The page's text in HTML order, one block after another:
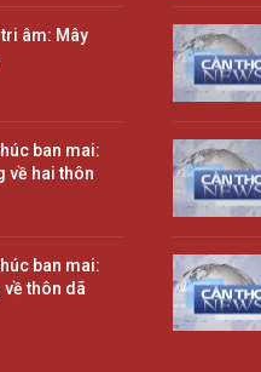
tri âm: Mây
ban mai:
về hai thôn
ban mai:
về thôn dã